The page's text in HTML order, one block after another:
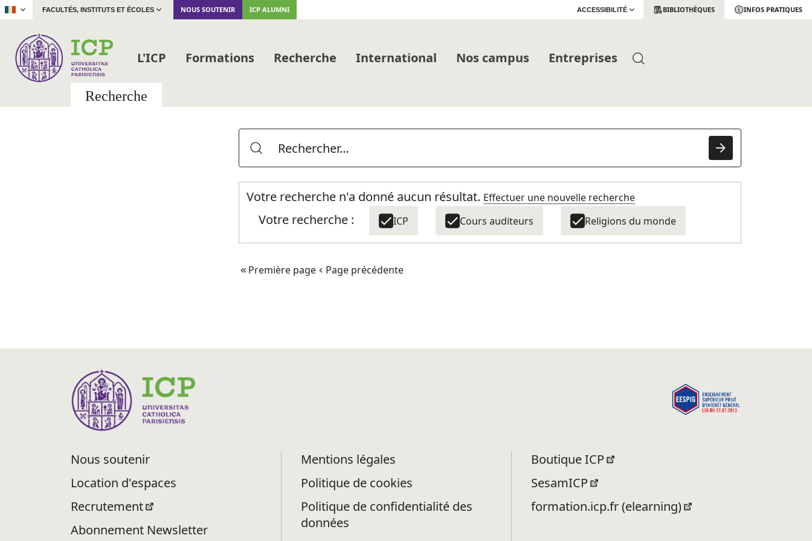
| FACULTÉS, INSTITUTS ET ÉCOLES NOUS SOUTENIR ICP ALUMNI ACCESSIBILITÉ BIBLIOTHÈQUES INFOS PRATIQUES
L'ICP Formations Recherche International Nos campus Entreprises
Recherche
Votre recherche n'a donné aucun résultat. Effectuer une nouvelle recherche
Votre recherche : ICP Cours auditeurs Religions du monde
Première page Page précédente
Nous soutenir
Location d'espaces
Recrutement
Abonnement Newsletter
Mentions légales
Politique de cookies
Politique de confidentialité des
données
Boutique ICP
SesamICP
formation.icp.fr (elearning)